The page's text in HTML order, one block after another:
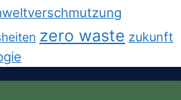
zero waste zukunft